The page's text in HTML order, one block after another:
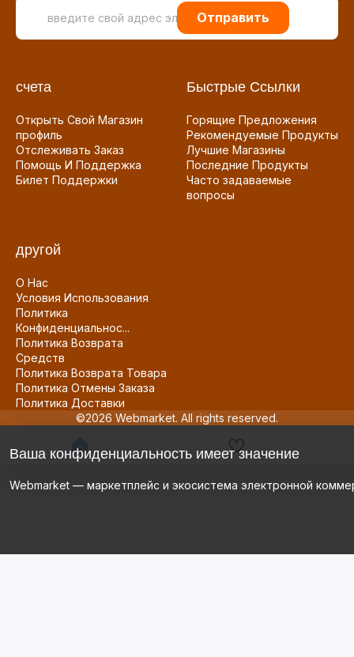
Отправить
счета
Открыть Свой Магазин
профиль
Отслеживать Заказ
Помощь И Поддержка
Билет Поддержки
Быстрые Ссылки
Горящие Предложения
Рекомендуемые Продукты
Лучшие Магазины
Последние Продукты
Часто задаваемые
вопросы
другой
О Нас
Условия Использования
Политика
Конфиденциальнос...
Политика Возврата
Средств
Политика Возврата Товара
Политика Отмены Заказа
Политика Доставки
©2026 Webmarket. All rights reserved.
Ваша конфиденциальность имеет значение
Webmarket — маркетплейс и экосистема электронной